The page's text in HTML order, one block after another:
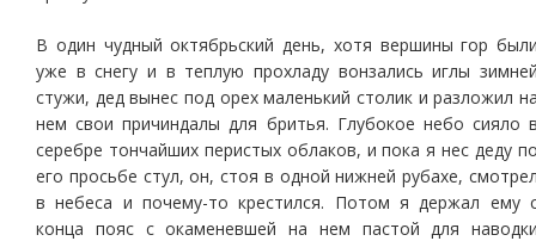
В один чудный октябрьский день, хотя вершины гор
уже в снегу и в теплую прохладу вонзались иглы
стужи, дед вынес под орех маленький столик и разложил
нем свои причиндалы для бритья. Глубокое небо сияло
серебре тончайших перистых облаков, и пока я нес деду
его просьбе стул, он, стоя в одной нижней рубахе,
в небеса и почему-то крестился. Потом я держал ему
конца пояс с окаменевшей на нем пастой для